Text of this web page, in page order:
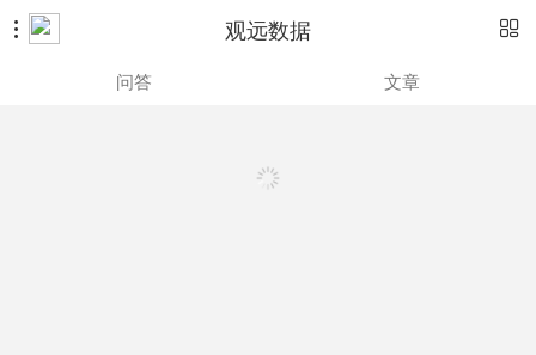
 观远数据 
问答 文章